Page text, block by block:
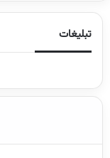
تبلیغات